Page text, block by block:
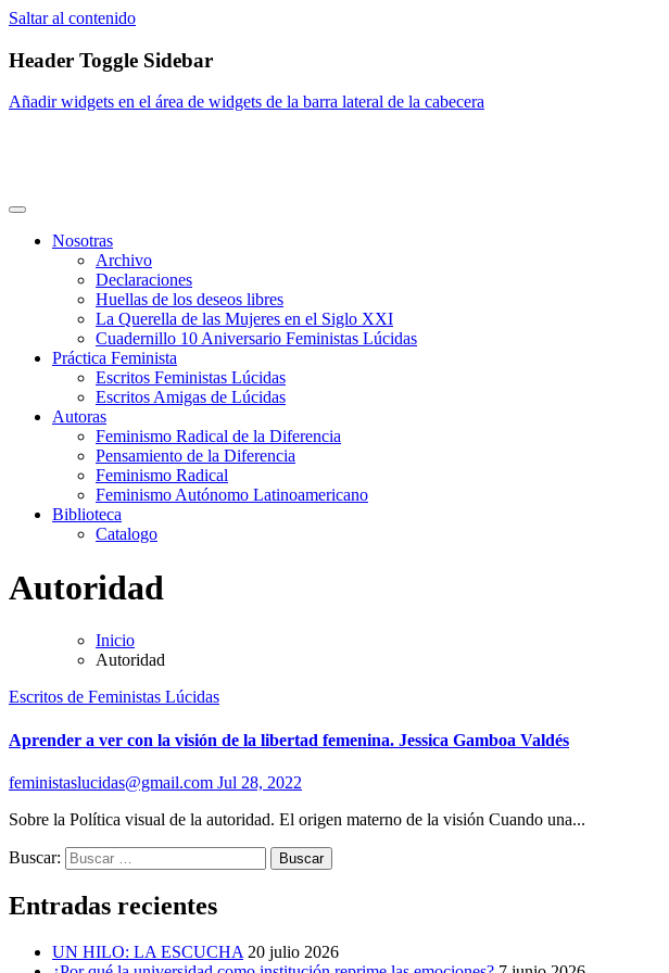
Saltar al contenido
Header Toggle Sidebar
Añadir widgets en el área de widgets de la barra lateral de la cabecera
Nosotras
Archivo
Declaraciones
Huellas de los deseos libres
La Querella de las Mujeres en el Siglo XXI
Cuadernillo 10 Aniversario Feministas Lúcidas
Práctica Feminista
Escritos Feministas Lúcidas
Escritos Amigas de Lúcidas
Autoras
Feminismo Radical de la Diferencia
Pensamiento de la Diferencia
Feminismo Radical
Feminismo Autónomo Latinoamericano
Biblioteca
Catalogo
Autoridad
Inicio
Autoridad
Escritos de Feministas Lúcidas
Aprender a ver con la visión de la libertad femenina. Jessica Gamboa Valdés
feministaslucidas@gmail.com Jul 28, 2022
Sobre la Política visual de la autoridad. El origen materno de la visión Cuando una...
Buscar:
Entradas recientes
UN HILO: LA ESCUCHA 20 julio 2026